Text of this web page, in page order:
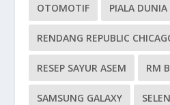
OTOMOTIF PIALA
RENDANG REPUBLIC
RESEP SAYUR ASEM RM
SAMSUNG GALAXY